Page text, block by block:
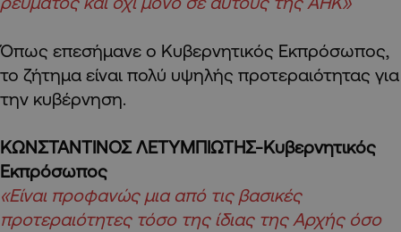
Όπως επεσήμανε ο Κυβερνητικός Εκπρόσωπος,
το ζήτημα είναι πολύ υψηλής προτεραιότητας για
την κυβέρνηση.
ΚΩΝΣΤΑΝΤΙΝΟΣ ΛΕΤΥΜΠΙΩΤΗΣ-Κυβερνητικός
Εκπρόσωπος
«Είναι προφανώς μια από τις βασικές
προτεραιότητες τόσο της ίδιας της Αρχής όσο